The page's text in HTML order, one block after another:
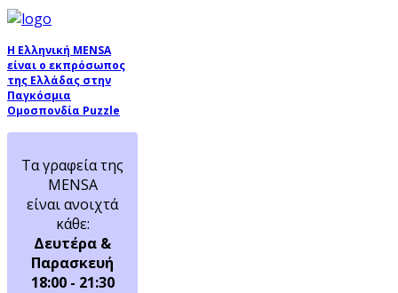
Η Ελληνική MENSA
είναι ο εκπρόσωπος
της Ελλάδας στην
Παγκόσμια
Ομοσπονδία Puzzle
Τα γραφεία της
MENSA
είναι ανοιχτά
κάθε:
Δευτέρα &
Παρασκευή
18:00 - 21:30